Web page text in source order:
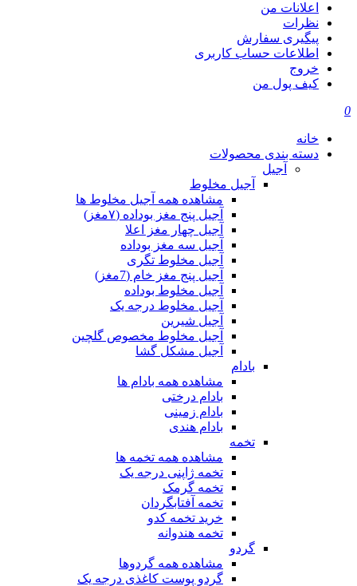
اعلانات من
نظرات
پیگیری سفارش
اطلاعات حساب كاربری
خروج
کیف پول من
0
خانه
دسته بندی محصولات
آجیل
آجیل مخلوط
مشاهده همه آجیل مخلوط ها
آجیل پنج مغز بوداده (۷مغز)
آجیل چهار مغز اعلا
آجیل سه مغز بوداده
آجیل مخلوط تگری
آجیل پنج مغز خام (7مغز)
آجیل مخلوط بوداده
آجیل مخلوط درجه یک
آجیل شیرین
آجیل مخلوط مخصوص گلچین
آجیل مشکل گشا
بادام
مشاهده همه بادام ها
بادام درختی
بادام زمینی
بادام هندی
تخمه
مشاهده همه تخمه ها
تخمه ژاپنی درجه یک
تخمه گرمک
تخمه آفتابگردان
خرید تخمه کدو
تخمه هندوانه
گردو
مشاهده همه گردوها
گردو پوست کاغذی درجه یک